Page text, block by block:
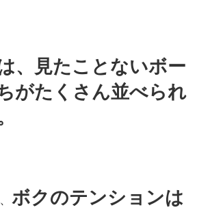
、 見たことないボー
がたくさん並べられ
ボクのテンションは